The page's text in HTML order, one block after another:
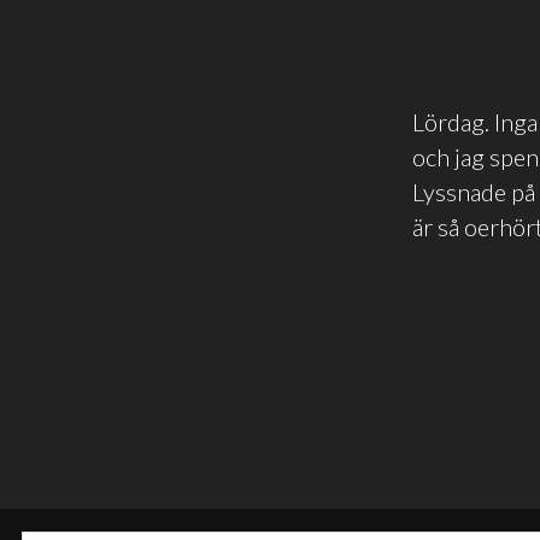
Lördag.
och jag
Lyssnade
är så